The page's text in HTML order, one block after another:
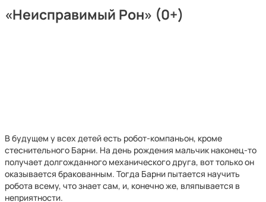
«Неисправимый Рон» (0+)
В будущем у всех детей есть робот-компаньон, кроме
стеснительного Барни. На день рождения мальчик наконец-то
получает долгожданного механического друга, вот только он
оказывается бракованным. Тогда Барни пытается научить
робота всему, что знает сам, и, конечно же, вляпывается в
неприятности.